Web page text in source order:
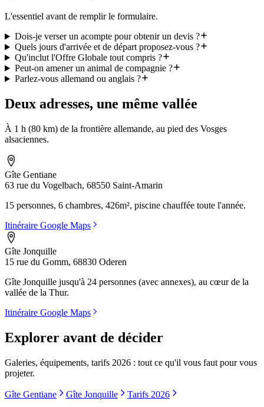
L'essentiel avant de remplir le formulaire.
Dois-je verser un acompte pour obtenir un devis ?
Quels jours d'arrivée et de départ proposez-vous ?
Qu'inclut l'Offre Globale tout compris ?
Peut-on amener un animal de compagnie ?
Parlez-vous allemand ou anglais ?
Deux adresses, une même vallée
À 1 h (80 km) de la frontière allemande, au pied des Vosges
alsaciennes.
Gîte Gentiane
63 rue du Vogelbach, 68550 Saint-Amarin
15 personnes, 6 chambres, 426m², piscine chauffée toute l'année.
Itinéraire Google Maps
Gîte Jonquille
15 rue du Gomm, 68830 Oderen
Gîte Jonquille jusqu'à 24 personnes (avec annexes), au cœur de la
vallée de la Thur.
Itinéraire Google Maps
Explorer avant de décider
Galeries, équipements, tarifs 2026 : tout ce qu'il vous faut pour vous
projeter.
Gîte Gentiane Gîte Jonquille
Tarifs 2026